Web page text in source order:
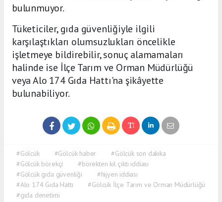
bulunmuyor.
Tüketiciler, gıda güvenliğiyle ilgili
karşılaştıkları olumsuzlukları öncelikle
işletmeye bildirebilir, sonuç alamamaları
halinde ise İlçe Tarım ve Orman Müdürlüğü
veya Alo 174 Gıda Hattı'na şikâyette
bulunabiliyor.
#Gölcük #Gölcük haber
#Gölcük son dakika
#Gölcük börekçi
#börekten kıl çıktı iddiası
#Gölcük gıda güvenliği
#hijyen iddiası
#Alo 174 Gıda Hattı
#Gölcük İlçe Tarım ve Orman Müdürlüğü
#gıda denetimi